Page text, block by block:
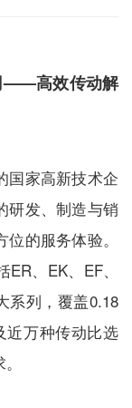
——高效传动解
国家高新技术企
研发、制造与销
的服务体验。
、EK、EF、
系列，覆盖0.18
近万种传动比选